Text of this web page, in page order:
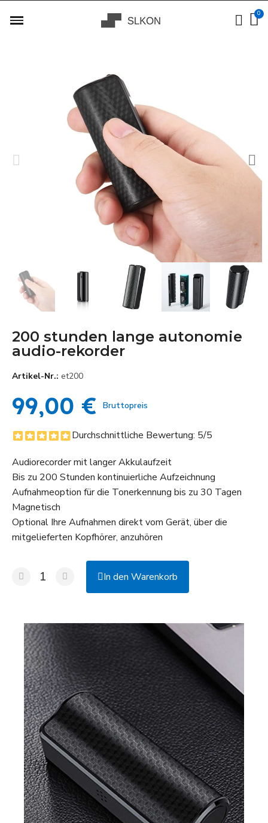
200 stunden lange autonomie
audio-rekorder
Artikel-Nr. et200
99,00 € Bruttopreis
Durchschnittliche Bewertung: 5/5
Audiorecorder mit langer Akkulaufzeit
Bis zu 200 Stunden kontinuierliche Aufzeichnung
Aufnahmeoption für die Tonerkennung bis zu 30 Tagen
Magnetisch
Optional Ihre Aufnahmen direkt vom Gerät, über die
mitgelieferten Kopfhörer, anzuhören
In den Warenkorb